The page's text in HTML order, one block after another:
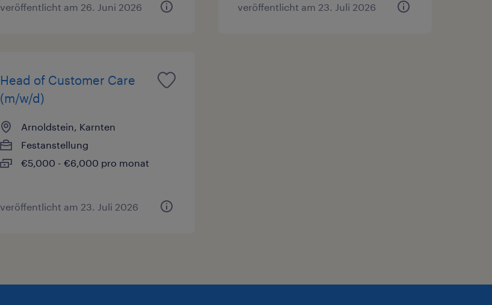
veröffentlicht am 26. Juni 2026 veröffentlicht am 23. Juli 2026
Head of Customer Care
(m/w/d)
Arnoldstein, Karnten
Festanstellung
€5,000 - €6,000 pro monat
veröffentlicht am 23. Juli 2026